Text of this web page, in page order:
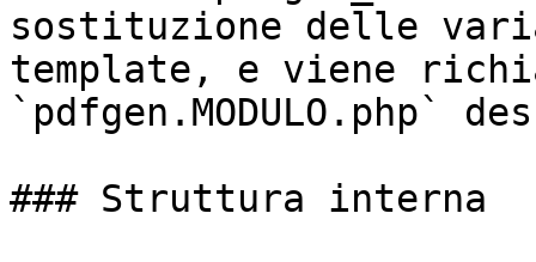
sostituzione delle
template, e viene
`pdfgen.MODULO.php`
### Struttura interna